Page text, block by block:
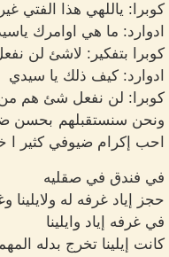
كوبرا: ياللهي هذا الفتي
ادوارد: ما هي اوامرك
كوبرا بتفكير: لاشئ لن
ادوارد: كيف ذلك يا سيدي
كوبرا: لن نفعل شئ هم من
ونحن سنستقبلهم بحسن
احب إكرام ضيوفي كثير ا
في فندق في صقليه
حجز إياد غرفه له
في غرفه إياد وايلينا
كانت إيلينا تخرج بدله